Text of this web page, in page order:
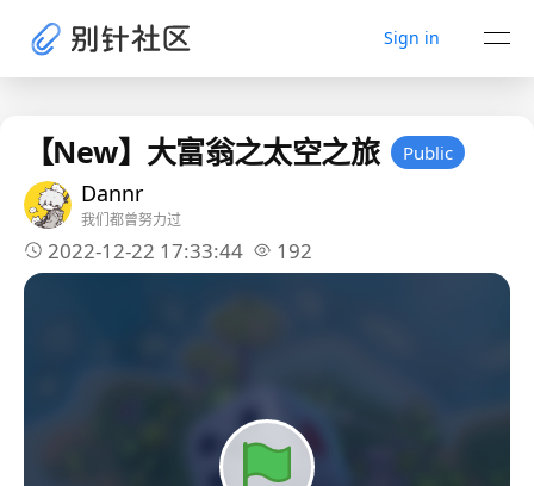
Sign in
【New】大富翁之太空之旅 Public
Dannr
我们都曾努力过
2022-12-22 17:33:44 192